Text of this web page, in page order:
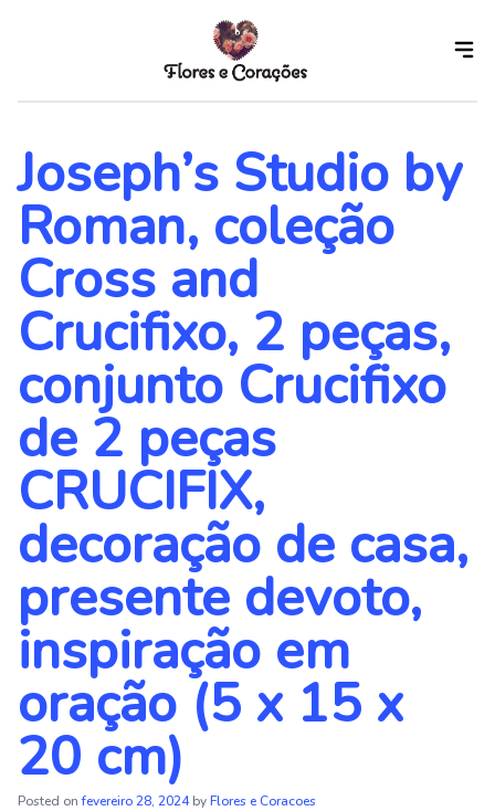
content
Joseph’s Studio by
Roman, coleção
Cross and
Crucifixo, 2 peças,
conjunto Crucifixo
de 2 peças
CRUCIFIX,
decoração de casa,
presente devoto,
inspiração em
oração (5 x 15 x
20 cm)
Posted onfevereiro 28, 2024 byFlores e Coracoes